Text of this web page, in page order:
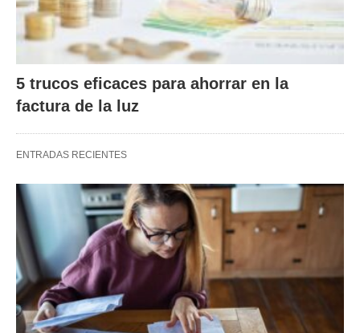
5 trucos eficaces para ahorrar en la
factura de la luz
ENTRADAS RECIENTES